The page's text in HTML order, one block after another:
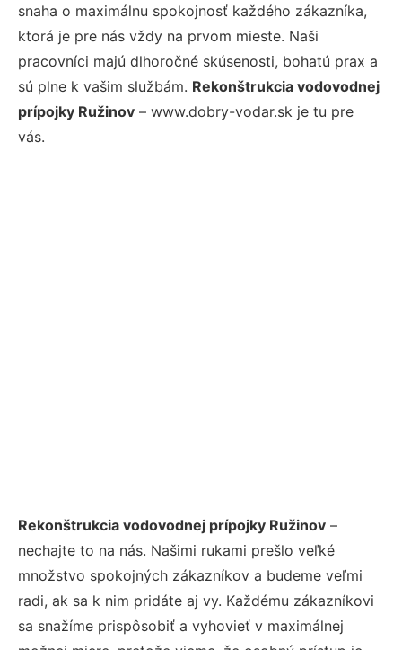
snaha o maximálnu spokojnosť každého zákazníka,
ktorá je pre nás vždy na prvom mieste. Naši
pracovníci majú dlhoročné skúsenosti, bohatú prax a
sú plne k vašim službám. Rekonštrukcia vodovodnej
prípojky Ružinov – www.dobry-vodar.sk je tu pre
vás.
Rekonštrukcia vodovodnej prípojky Ružinov –
nechajte to na nás. Našimi rukami prešlo veľké
množstvo spokojných zákazníkov a budeme veľmi
radi, ak sa k nim pridáte aj vy. Každému zákazníkovi
sa snažíme prispôsobiť a vyhovieť v maximálnej